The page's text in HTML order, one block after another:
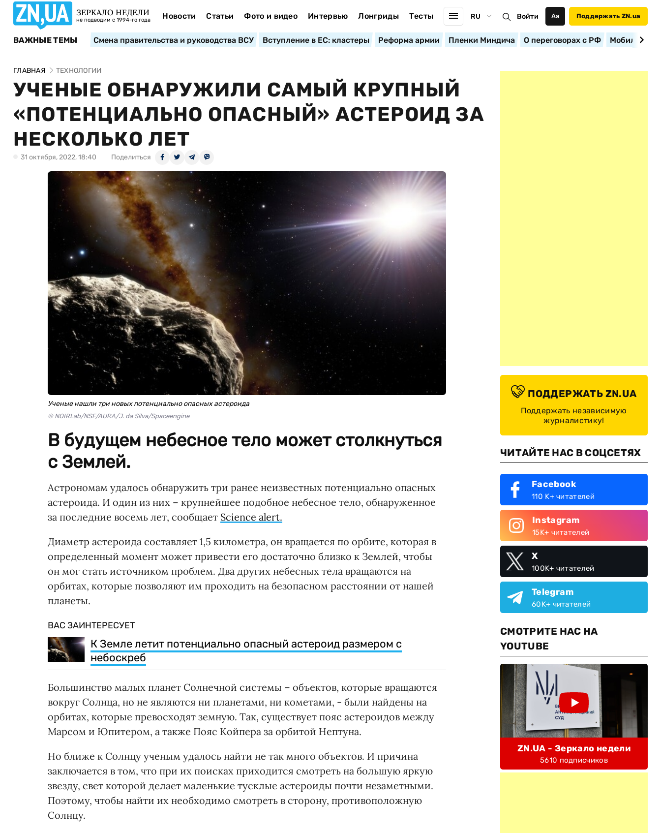
ЗЕРКАЛО НЕДЕЛИ
не подводим с 1994-го года Новости Статьи Фото и видео Интервью Лонгриды Тесты RU Войти Аа Поддержать ZN.ua
ВАЖНЫЕ ТЕМЫ Смена правительства и руководства ВСУ Вступление в ЕС: кластеры Реформа армии Пленки Миндича О переговорах с РФ
ГЛАВНАЯ ТЕХНОЛОГИИ
УЧЕНЫЕ ОБНАРУЖИЛИ САМЫЙ КРУПНЫЙ
«ПОТЕНЦИАЛЬНО ОПАСНЫЙ» АСТЕРОИД ЗА
НЕСКОЛЬКО ЛЕТ
31 октября, 2022, 18:40 Поделиться
Ученые нашли три новых потенциально опасных астероида
© NOIRLab/NSF/AURA/J. da Silva/Spaceengine
В будущем небесное тело может столкнуться
с Землей.
Астрономам удалось обнаружить три ранее неизвестных потенциально опасных
астероида. И один из них – крупнейшее подобное небесное тело, обнаруженное
за последние восемь лет, сообщает Science alert.
Диаметр астероида составляет 1,5 километра, он вращается по орбите, которая в
определенный момент может привести его достаточно близко к Землей, чтобы
он мог стать источником проблем. Два других небесных тела вращаются на
орбитах, которые позволяют им проходить на безопасном расстоянии от нашей
планеты.
ВАС ЗАИНТЕРЕСУЕТ
К Земле летит потенциально опасный астероид размером с
небоскреб
Большинство малых планет Солнечной системы – объектов, которые вращаются
вокруг Солнца, но не являются ни планетами, ни кометами, - были найдены на
орбитах, которые превосходят земную. Так, существует пояс астероидов между
Марсом и Юпитером, а также Пояс Койпера за орбитой Нептуна.
Но ближе к Солнцу ученым удалось найти не так много объектов. И причина
заключается в том, что при их поисках приходится смотреть на большую яркую
звезду, свет которой делает маленькие тусклые астероиды почти незаметными.
Поэтому, чтобы найти их необходимо смотреть в сторону, противоположную
Солнцу.
ПОДДЕРЖАТЬ ZN.UA
Поддержать независимую
журналистику!
ЧИТАЙТЕ НАС В СОЦСЕТЯХ
Facebook
110 K+ читателей
Instagram
15K+ читателей
X
100K+ читателей
Telegram
60K+ читателей
СМОТРИТЕ НАС НА
YOUTUBE
ZN.UA - Зеркало недели
5610 подписчиков